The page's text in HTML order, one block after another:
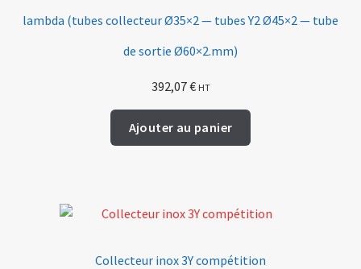
lambda (tubes collecteur Ø35×2 — tubes Y2 Ø45×2 — tube
de sortie Ø60×2.mm)
392,07€ HT
Ajouter au panier
Collecteur inox 3Y compétition